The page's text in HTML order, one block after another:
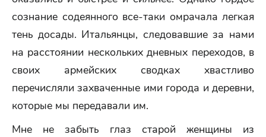
сознание содеянного все-таки омрачала легкая
тень досады. Итальянцы, следовавшие за нами
на расстоянии нескольких дневных переходов, в
своих армейских сводках хвастливо
перечисляли захваченные ими города и деревни,
которые мы передавали им.
Мне не забыть глаз старой женщины из